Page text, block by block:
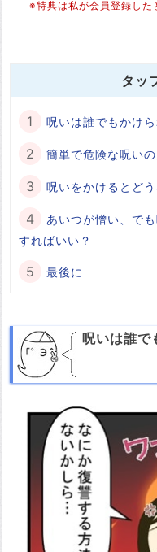
※特典は私が会員登録した
タッ
呪いは誰でもかけら
簡単で危険な呪い
呪いをかけるとどう
あいつが憎い、で
すればいい？
最後に
呪いは誰で